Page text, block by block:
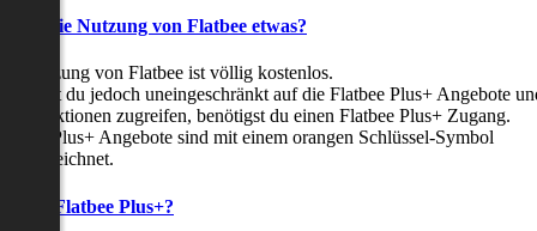
die Nutzung von Flatbee etwas?
Nutzung von Flatbee ist völlig kostenlos.
du jedoch uneingeschränkt auf die Flatbee Plus+ Angebote
zugreifen, benötigst du einen Flatbee Plus+ Zugang.
Plus+ Angebote sind mit einem orangen Schlüssel-Symbol
ist Flatbee Plus+?